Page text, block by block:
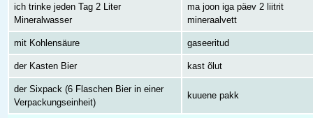
ich trinke jeden Tag 2 Liter
Mineralwasser
ma joon iga päev 2 liitrit
mineraalvett
mit Kohlensäure gaseeritud
der Kasten Bier kast õlut
der Sixpack (6 Flaschen Bier in einer
Verpackungseinheit)
kuuene pakk